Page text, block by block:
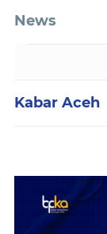
News
Kabar Aceh